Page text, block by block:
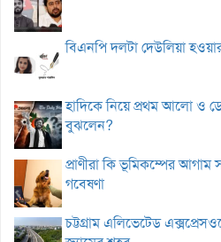
বিএনপি দলটা দেউলিয়া
হাদিকে নিয়ে প্রথম আলো ও
বুঝলেন?
প্রাণীরা কি ভূমিকম্পের
গবেষণা
চট্টগ্রাম এলিভেটেড